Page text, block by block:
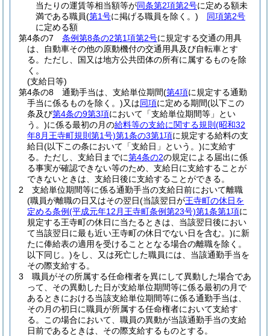
当たりの運賃等相当額等が同条第2項第2号に定める額未
満である職員(第1号に掲げる職員を除く。)
同項第2号
に定める額
第4条の7
条例第8条の2第1項第2号に規定する交通の用具
は、自動車その他の原動機付の交通用具及び自転車とす
る。 ただし、国又は地方公共団体の所有に属するものを除
く。
(支給日等)
第4条の8
通勤手当は、支給単位期間(第4項に規定する通勤
手当に係るものを除く。)又は同項に定める期間(以下この
条及び第4条の9第3項において「支給単位期間等」とい
う。)に係る最初の月の給料等の支給に関する規則 (昭和32
年8月王寺町規則第1号)第1条の3第1項に規定する給料の支
給日(以下この条において「支給日」という。)に支給す
る。 ただし、支給日までに第4条の2の規定による届出に係
る事実が確認できない等のため、支給日に支給することが
できないときは、支給日後に支給することができる。
2
支給単位期間等に係る通勤手当の支給日前において離職
(職員が離職の日又はその翌日(当該翌日が王寺町の休日を
定める条例(平成元年12月王寺町条例第23号)第1条第1項に
規定する王寺町の休日に当たるときは、当該翌日後におい
て当該翌日に最も近い王寺町の休日でない日を含む。)に新
たに俸給表の適用を受けることとなる場合の離職を除く。
以下同じ。)をし、又は死亡した職員には、当該通勤手当を
その際支給する。
3
職員がその所属する任命権者を異にして異動した場合であ
って、その異動した日が支給単位期間等に係る最初の月で
あるときにおける当該支給単位期間等に係る通勤手当は、
その月の初日に職員が所属する任命権者において支給す
る。
この場合において、職員の異動が当該通勤手当の支給
日前であるときは、その際支給するものとする。